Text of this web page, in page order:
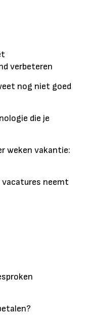
verbeteren
nog niet goed
die je
weken vakantie:
neemt